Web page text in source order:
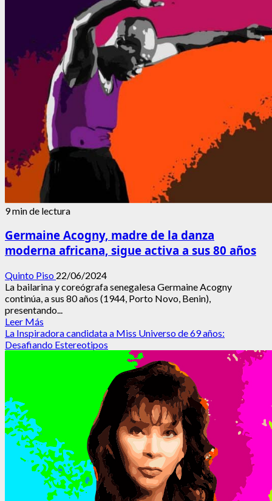
galardonada
9 min de lectura
Germaine Acogny, madre de la danza
moderna africana, sigue activa a sus 80 años
Quinto Piso 22/06/2024
La bailarina y coreógrafa senegalesa Germaine Acogny
continúa, a sus 80 años (1944, Porto Novo, Benin),
presentando...
Leer Más
más
acerca
moderna
africana,
sigue
activa
a
sus
La Inspiradora candidata a Miss Universo de 69 años:
Desafiando Estereotipos